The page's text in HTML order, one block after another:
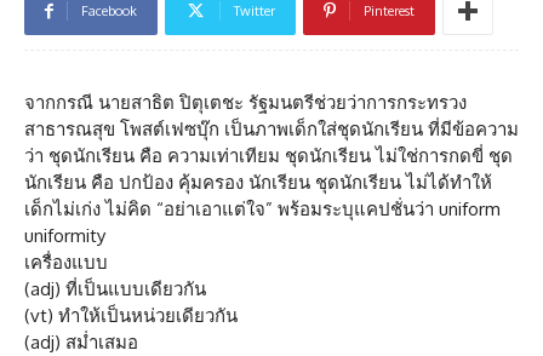
Facebook Twitter Pinterest
จากกรณี นายสาธิต ปิตุเตชะ รัฐมนตรีช่วยว่าการกระทรวง
สาธารณสุข โพสต์เฟซบุ๊ก เป็นภาพเด็กใส่ชุดนักเรียน ที่มีข้อความ
ว่า ชุดนักเรียน คือ ความเท่าเทียม ชุดนักเรียน ไม่ใช่การกดขี่ ชุด
นักเรียน คือ ปกป้อง คุ้มครอง นักเรียน ชุดนักเรียน ไม่ได้ทำให้
เด็กไม่เก่ง ไม่คิด “อย่าเอาแต่ใจ” พร้อมระบุแคปชั่นว่า uniform
uniformity
เครื่องแบบ
(adj) ที่เป็นแบบเดียวกัน
(vt) ทำให้เป็นหน่วยเดียวกัน
(adj) สม่ำเสมอ